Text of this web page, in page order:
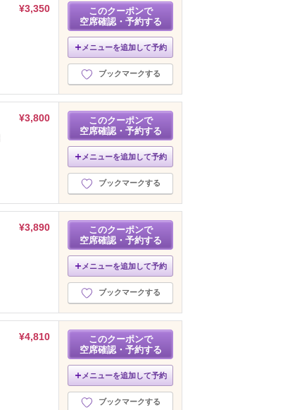
¥3,350
このクーポンで
空席確認・予約する
メニューを追加して予約
ブックマークする
¥3,800
このクーポンで
空席確認・予約する
メニューを追加して予約
ブックマークする
¥3,890
このクーポンで
空席確認・予約する
メニューを追加して予約
ブックマークする
¥4,810
このクーポンで
空席確認・予約する
メニューを追加して予約
ブックマークする